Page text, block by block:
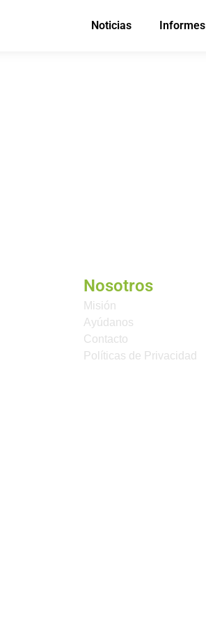
Noticias Informes
Nosotros
Misión
Ayúdanos
Contacto
Políticas de Privacidad